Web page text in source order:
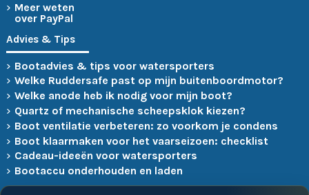
Meer weten
over PayPal
Advies & Tips
Bootadvies & tips voor watersporters
Welke Ruddersafe past op mijn buitenboordmotor?
Welke anode heb ik nodig voor mijn boot?
Quartz of mechanische scheepsklok kiezen?
Boot ventilatie verbeteren: zo voorkom je condens
Boot klaarmaken voor het vaarseizoen: checklist
Cadeau-ideeën voor watersporters
Bootaccu onderhouden en laden